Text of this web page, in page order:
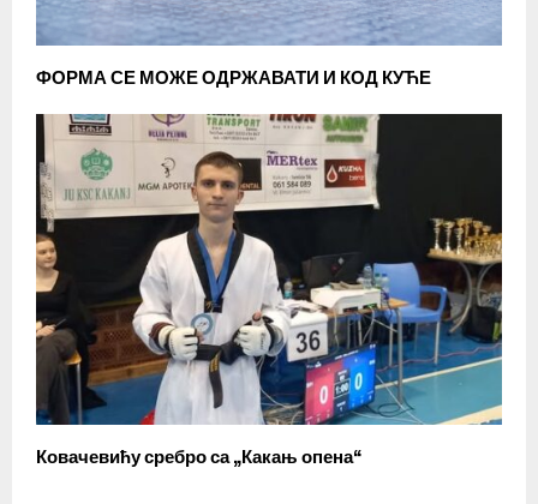
ФОРМА СЕ МОЖЕ ОДРЖАВАТИ И КОД КУЋЕ
Ковачевићу сребро са „Какањ опена“